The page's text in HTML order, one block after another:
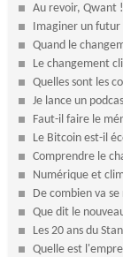
Au revoir, Qwant !
Imaginer un futur
Quand le
Le changement
Quelles sont les
Je lance un
Faut-il faire le
Le Bitcoin est-il
Comprendre le
Numérique et
De combien va
Que dit le
Les 20 ans du
Quelle est